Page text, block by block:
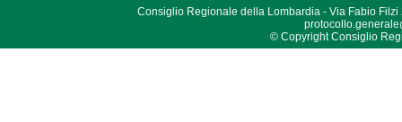
Consiglio Regionale della Lombardia - Via Fabio Filzi
© Copyright Consiglio